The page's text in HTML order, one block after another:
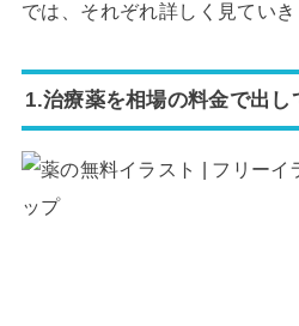
では、それぞれ詳しく見ていき
1.治療薬を相場の料金で出し